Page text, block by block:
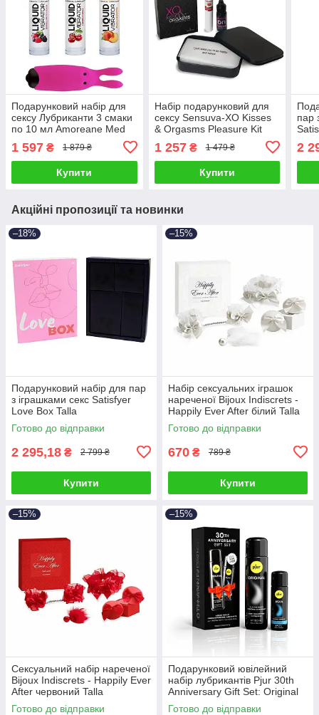
Подарунковий набір для
сексу Лубриканти 3 смаки
по 10 мл Amoreane Med
та вібропулі Adrien Lastic
Talla
1 597 ₴ 1 879 ₴
Купити
Набір подарунковий для
сексу Sensuva-XO Kisses
& Orgasms Pleasure Kit
1 257₴ 1 479 ₴
Купити
пар
2
Акційні пропозиції та новинки
–18%
Подарунковий набір для пар
з іграшками секс Satisfyer
Love Box Talla
Готово до відправки
2 295,18 ₴ 2 799 ₴
Купити
–15%
Набір сексуальних іграшок
нареченої Bijoux Indiscrets -
Happily Ever After білий Talla
Готово до відправки
670 ₴ 789 ₴
Купити
–15%
Сексуальний набір нареченої
Bijoux Indiscrets - Happily Ever
After червоний Talla
Готово до відправки
–15%
Подарунковий ювілейний
набір лубрикантів Рjur 30th
Anniversary Gift Set: Original
100 мл та Aqua 30 мл Talla
Готово до відправки